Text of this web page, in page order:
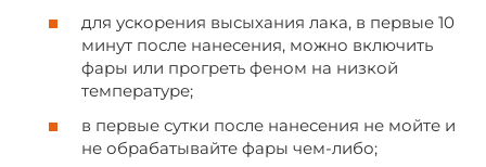
для ускорения высыхания лака, в первые 10
минут после нанесения, можно включить
фары или прогреть феном на низкой
температуре;
в первые сутки после нанесения не мойте и
не обрабатывайте фары чем-либо;